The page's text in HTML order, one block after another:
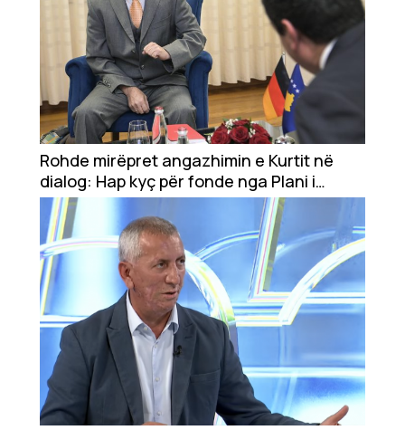
Rohde mirëpret angazhimin e Kurtit në
dialog: Hap kyç për fonde nga Plani i
Rritjes